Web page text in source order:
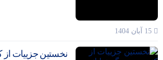
نخستین جزییات